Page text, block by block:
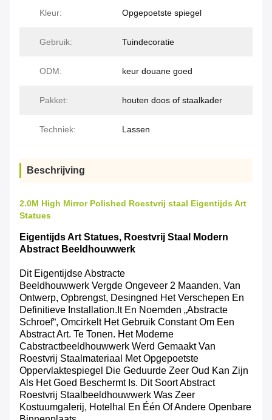
Kleur: Opgepoetste spiegel
Gebruik: Tuindecoratie
ODM: keur douane goed
Pakket: houten doos of staalkader
Techniek: Lassen
Beschrijving
2.0M High Mirror Polished Roestvrij staal Eigentijds Art
Statues
Eigentijds Art Statues, Roestvrij Staal Modern
Abstract Beeldhouwwerk
Dit Eigentijdse Abstracte
Beeldhouwwerk Vergde Ongeveer 2 Maanden, Van
Ontwerp, Opbrengst, Desingned Het Verschepen En
Definitieve Installation.It En Noemden „Abstracte
Schroef“, Omcirkelt Het Gebruik Constant Om Een
Abstract Art. Te Tonen. Het Moderne
Cabstractbeeldhouwwerk Werd Gemaakt Van
Roestvrij Staalmateriaal Met Opgepoetste
Oppervlaktespiegel Die Geduurde Zeer Oud Kan Zijn
Als Het Goed Beschermt Is. Dit Soort Abstract
Roestvrij Staalbeeldhouwwerk Was Zeer
Kostuumgalerij, Hotelhal En Één Of Andere Openbare